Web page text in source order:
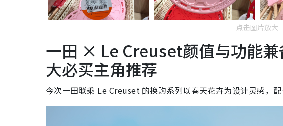
点击图片放大
一田 × Le Creuset颜值与功能
大必买主角推荐
今次一田联乘 Le Creuset 的换购系列以春天花卉为设计灵感，